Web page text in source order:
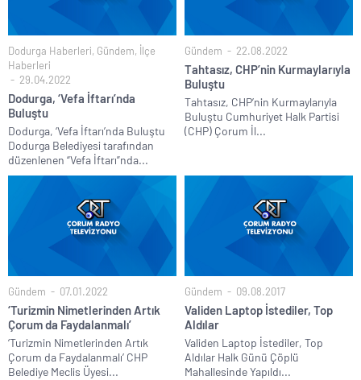
Dodurga Haberleri, Gündem, İlçe
Haberleri
29.04.2022
Dodurga, ‘Vefa İftarı’nda
Buluştu
Dodurga, ‘Vefa İftarı’nda Buluştu
Dodurga Belediyesi tarafından
düzenlenen “Vefa İftarı”nda...
Gündem 22.08.2022
Tahtasız, CHP’nin Kurmaylarıyla
Buluştu
Tahtasız, CHP’nin Kurmaylarıyla
Buluştu Cumhuriyet Halk Partisi
(CHP) Çorum İl...
Gündem 07.01.2022
‘Turizmin Nimetlerinden Artık
Çorum da Faydalanmalı’
‘Turizmin Nimetlerinden Artık
Çorum da Faydalanmalı’ CHP
Belediye Meclis Üyesi...
Gündem 09.08.2017
Validen Laptop İstediler, Top
Aldılar
Validen Laptop İstediler, Top
Aldılar Halk Günü Çöplü
Mahallesinde Yapıldı...